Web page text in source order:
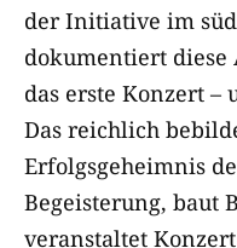
der Initiative im
dokumentiert diese
das erste Konzert
Das reichlich
Erfolgsgeheimnis
Begeisterung, baut
veranstaltet